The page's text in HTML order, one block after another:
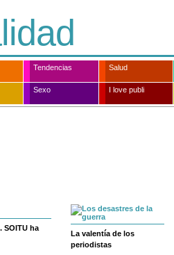
Tendencias Salud
Sexo I love publi
SOITU ha
La valentía de los
periodistas